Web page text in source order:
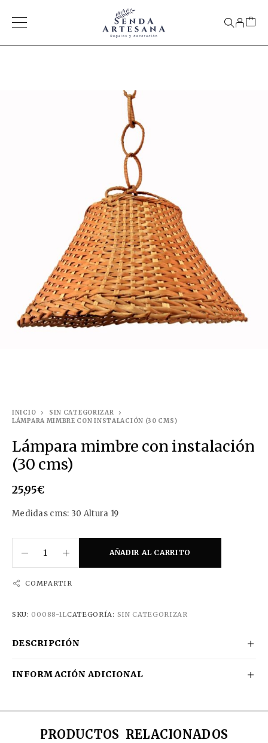
INICIO
SIN CATEGORIZAR
LÁMPARA MIMBRE CON INSTALACIÓN (30 CMS)
Lámpara mimbre con instalación
(30 cms)
25,95€
Medidas cms: 30 Altura 19
AÑADIR AL CARRITO
COMPARTIR
SKU:00088-1LCATEGORÍA: SIN CATEGORIZAR
DESCRIPCIÓN
INFORMACIÓN ADICIONAL
PRODUCTOS RELACIONADOS